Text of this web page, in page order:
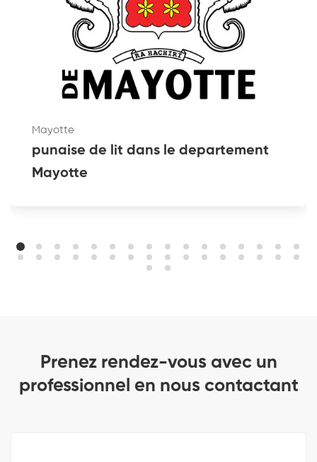
Mayotte
punaise de lit dans le departement
Mayotte
Prenez rendez-vous avec un
professionnel en nous contactant